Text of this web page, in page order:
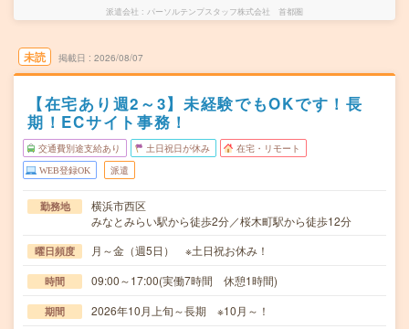
派遣会社 パーソルテンプスタッフ株式会社 首都圏
未読 掲載日 2026/08/07
【在宅あり週2～3】未経験でもOKです！長
期！ECサイト事務！
交通費別途支給あり 土日祝日が休み 在宅・リモート
WEB登録OK 派遣
勤務地
横浜市西区
みなとみらい駅から徒歩2分／桜木町駅から徒歩12分
曜日頻度 月～金（週5日） ※土日祝お休み！
時間 09:00～17:00(実働7時間 休憩1時間)
期間 2026年10月上旬～長期 ※10月～！